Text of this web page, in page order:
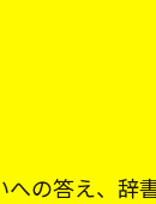
の答え、辞